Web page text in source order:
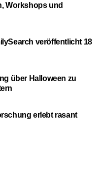
Workshops und
veröffentlicht 18
über Halloween zu
erlebt rasant